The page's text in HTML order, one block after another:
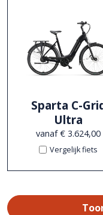
Sparta C-
Ultra
vanaf € 3.624,00
Vergelijk fiets